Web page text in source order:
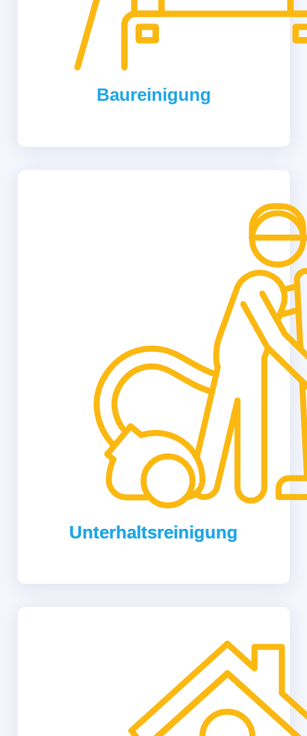
Baureinigung
Unterhaltsreinigung